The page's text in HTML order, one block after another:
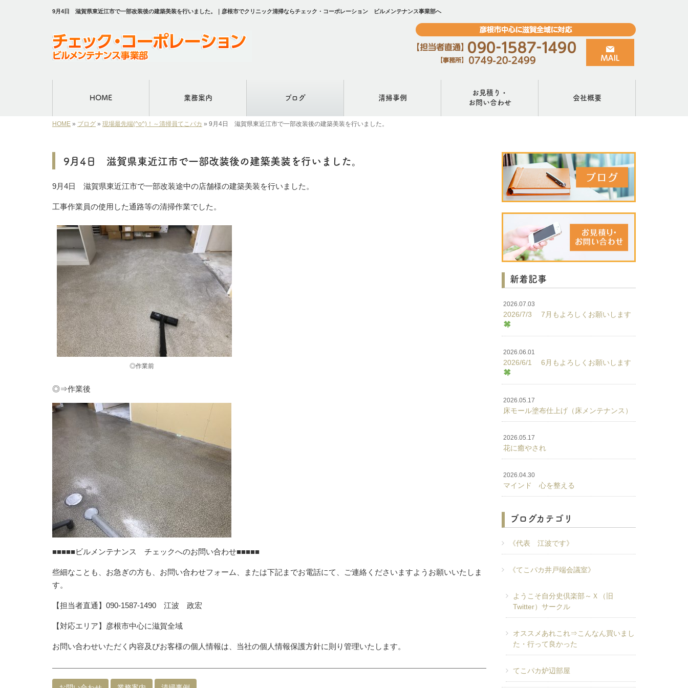
9月4日 滋賀県東近江市で一部改装後の建築美装を行いました。｜彦根市でクリニック清掃ならチェック・コーポレーション ビルメンテナンス事業部へ
HOME 業務案内 ブログ 清掃事例
お見積り・
お問い合わせ
会社概要
HOME » ブログ » 現場最先端(^o^)！～清掃員てこパカ » 9月4日 滋賀県東近江市で一部改装後の建築美装を行いました。
9月4日 滋賀県東近江市で一部改装後の建築美装を行いました。
9月4日 滋賀県東近江市で一部改装途中の店舗様の建築美装を行いました。
工事作業員の使用した通路等の清掃作業でした。
◎作業前
◎⇒作業後
■■■■■ビルメンテナンス チェックへのお問い合わせ■■■■■
些細なことも、お急ぎの方も、お問い合わせフォーム、または下記までお電話にて、ご連絡くださいますようお願いいたしま
す。
【担当者直通】090-1587-1490 江波 政宏
【対応エリア】彦根市中心に滋賀全域
お問い合わせいただく内容及びお客様の個人情報は、当社の個人情報保護方針に則り管理いたします。
新着記事
2026.07.03
2026/7/3 7月もよろしくお願いします
2026.06.01
2026/6/1 6月もよろしくお願いします
2026.05.17
床モール塗布仕上げ（床メンテナンス）
2026.05.17
花に癒やされ
2026.04.30
マインド 心を整える
ブログカテゴリ
《代表 江波です》
《てこパカ井戸端会議室》
ようこそ自分史倶楽部～Ｘ（旧
Twitter）サークル
オススメあれこれ⇒こんなん買いまし
た・行って良かった
てこパカ炉辺部屋